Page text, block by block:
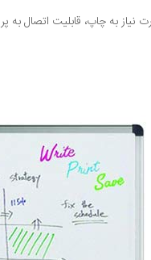
به چاپ، قابلیت اتصال به